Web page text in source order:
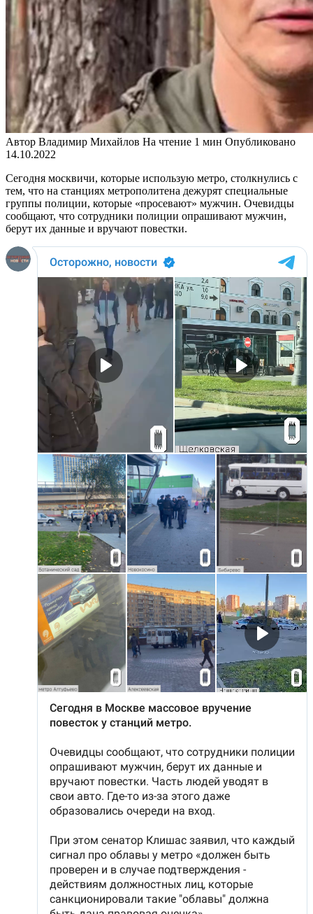
Автор Владимир Михайлов На чтение 1 мин Опубликовано
14.10.2022
Сегодня москвичи, которые использую метро, столкнулись с
тем, что на станциях метрополитена дежурят специальные
группы полиции, которые «просевают» мужчин. Очевидцы
сообщают, что сотрудники полиции опрашивают мужчин,
берут их данные и вручают повестки.